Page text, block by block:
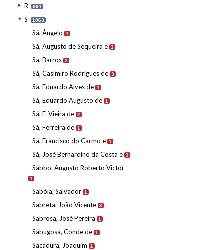
R 691
S 1063
Sá, Ângelo 1
Sá, Augusto de Sequeira e 3
Sá, Barros 2
Sá, Casimiro Rodrigues de 3
Sá, Eduardo Alves de 1
Sá, Eduardo Augusto de 1
Sá, F. Vieira de 2
Sá, Ferreira de 1
Sá, Francisco do Carmo e 1
Sá, José Bernardino da Costa e 3
Sabbo, Augusto Roberto Victor
1
Sabóia, Salvador 1
Sabreta, João Vicente 3
Sabrosa, José Pereira 1
Sabugosa, Conde de 1
Sacadura, Joaquim 1